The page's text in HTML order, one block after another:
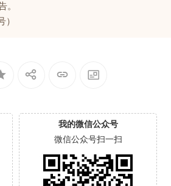
。
我的微信公众号
微信公众号扫一扫